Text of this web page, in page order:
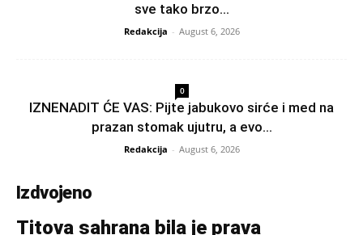
sve tako brzo...
Redakcija - August 6, 2026
0
IZNENADIT ĆE VAS: Pijte jabukovo sirće i med na
prazan stomak ujutru, a evo...
Redakcija - August 6, 2026
Izdvojeno
Titova sahrana bila je prava